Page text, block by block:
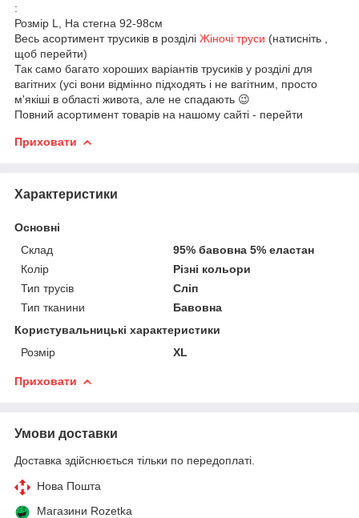
:
Розмір L, На стегна 92-98см
Весь асортимент трусиків в розділі Жіночі труси (натисніть ,
щоб перейти)
Так само багато хороших варіантів трусиків у розділі для
вагітних (усі вони відмінно підходять і не вагітним, просто
м'якіші в області живота, але не спадають 😉
Повний асортимент товарів на нашому сайті - перейти
Приховати
Характеристики
Основні
Склад
95% бавовна 5% еластан
Колір
Різні кольори
Тип трусів
Сліп
Тип тканини
Бавовна
Користувальницькі характеристики
Розмір
XL
Приховати
Умови доставки
Доставка здійснюється тільки по передоплаті.
Нова Пошта
Магазини Rozetka